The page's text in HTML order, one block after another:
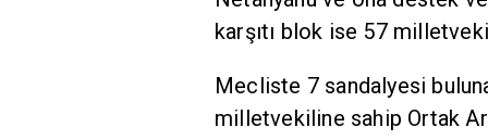
karşıtı blok ise 57
Mecliste 7 sandalyesi
milletvekiline sahip Ortak